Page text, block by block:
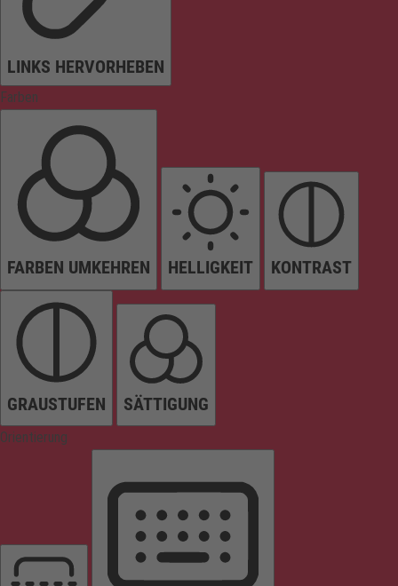
LINKS HERVORHEBEN
Farben
FARBEN UMKEHREN HELLIGKEIT KONTRAST
GRAUSTUFEN SÄTTIGUNG
Orientierung